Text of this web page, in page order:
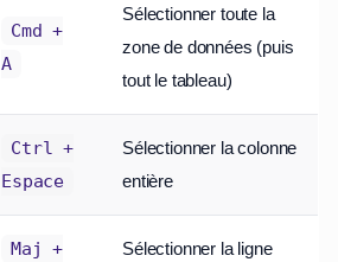
Cmd +
A
Sélectionner toute la
zone de données (puis
tout le tableau)
Ctrl +
Espace
Sélectionner la colonne
entière
Maj +
Sélectionner la ligne